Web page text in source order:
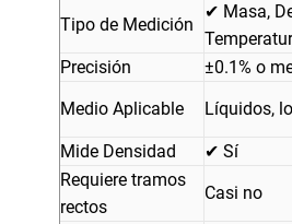
Tipo de Medición
✔ Masa,
Precisión ±0.1% o
Medio Aplicable
Líquidos,
Mide Densidad
✔ Sí
Requiere tramos
rectos
Casi no